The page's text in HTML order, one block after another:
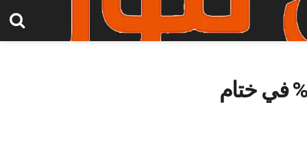
استثنائي لباركليز: أرباح قياسية ونمو قوي بنسبة 12% في ختام